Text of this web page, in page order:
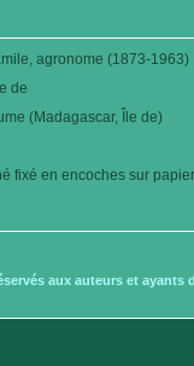
agronome (1873-1963)
de
(Madagascar, Île de)
fixé en encoches sur
aux auteurs et ayants